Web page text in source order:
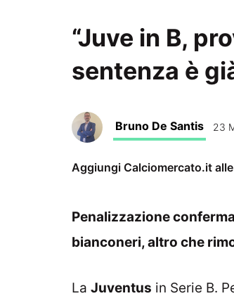
“Juve in B,
sentenza è
Bruno De Santis 23
Aggiungi Calciomercato.it
Penalizzazione
bianconeri, altro che
La Juventus in Serie B.